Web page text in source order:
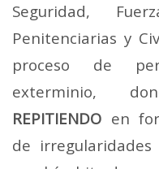
Seguridad,
Penitenciarias y
proceso de
exterminio,
REPITIENDO en
de